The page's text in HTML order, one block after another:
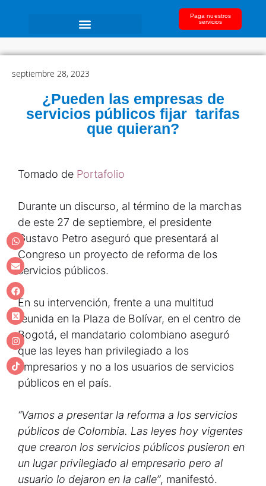
Paga nuestros
servicios
septiembre 28, 2023
¿Pueden las empresas de
servicios públicos fijar tarifas
que quieran?
Tomado de Portafolio
Durante un discurso, al término de la marchas
de este 27 de septiembre, el presidente
Gustavo Petro aseguró que presentará al
Congreso un proyecto de reforma de los
servicios públicos.
En su intervención, frente a una multitud
reunida en la Plaza de Bolívar, en el centro de
Bogotá, el mandatario colombiano aseguró
que las leyes han privilegiado a los
empresarios y no a los usuarios de servicios
públicos en el país.
“Vamos a presentar la reforma a los servicios
públicos de Colombia. Las leyes hoy vigentes
que crearon los servicios públicos pusieron en
un lugar privilegiado al empresario pero al
usuario lo dejaron en la calle”, manifestó.